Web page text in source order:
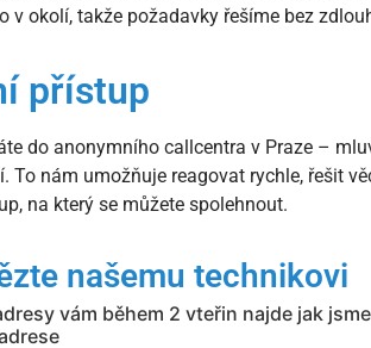
v okolí, takže požadavky řešíme bez
přístup
do anonymního callcentra v Praze –
To nám umožňuje reagovat rychle, řešit
na který se můžete spolehnout.
našemu technikovi
vám během 2 vteřin najde jak